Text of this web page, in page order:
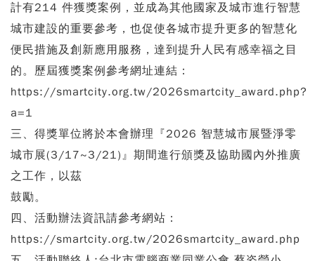
計有214 件獲獎案例，並成為其他國家及城市進行智慧
城市建設的重要參考，也促使各城市提升更多的智慧化
便民措施及創新應用服務，達到提升人民有感幸福之目
的。歷屆獲獎案例參考網址連結：
https://smartcity.org.tw/2026smartcity_award.php?
a=1
三、得獎單位將於本會辦理『2026 智慧城市展暨淨零
城市展(3/17~3/21)』期間進行頒獎及協助國內外推廣
之工作，以茲
鼓勵。
四、活動辦法資訊請參考網站：
https://smartcity.org.tw/2026smartcity_award.php